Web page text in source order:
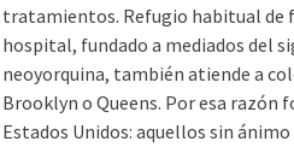
tratamientos. Refugio habitual de
hospital, fundado a mediados del
neoyorquina, también atiende a
Brooklyn o Queens. Por esa
Estados Unidos: aquellos sin ánimo